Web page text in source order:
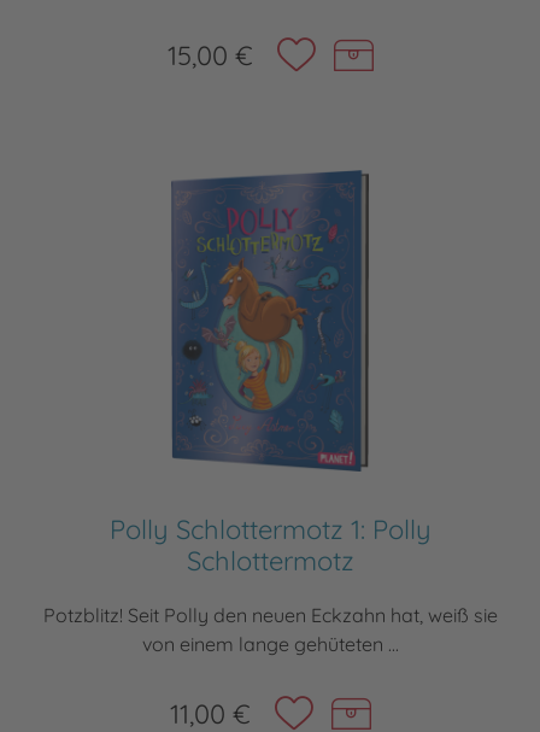
15,00 €
Polly Schlottermotz 1: Polly
Schlottermotz
Potzblitz! Seit Polly den neuen Eckzahn hat, weiß sie
von einem lange gehüteten ...
11,00 €